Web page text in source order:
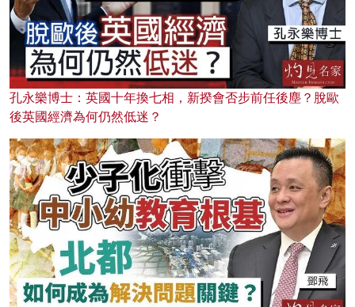
孔永樂博士：英國十年換七相，新揆會否步前任後塵？脫歐
後英國經濟為何仍然低迷？